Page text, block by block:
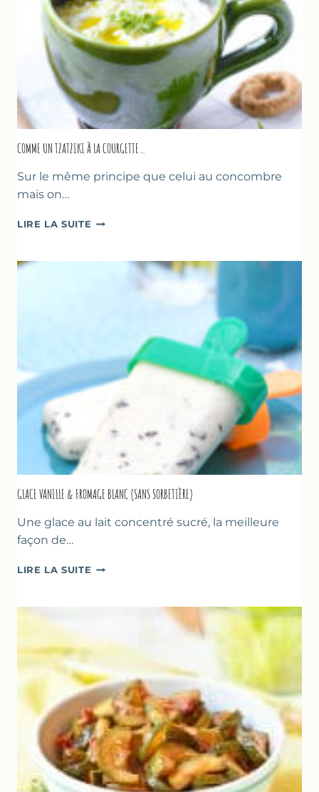
COMME UN TZATZIKI À LA COURGETTE…
Sur le même principe que celui au concombre
mais on…
LIRE LA SUITE COMME
À
COURGETTE…
GLACE VANILLE & FROMAGE BLANC (SANS SORBETIÈRE)
Une glace au lait concentré sucré, la meilleure
façon de…
LIRE LA SUITE GLACE